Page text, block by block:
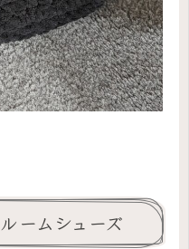
ームシューズ